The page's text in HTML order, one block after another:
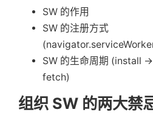
SW 的作用
SW 的注册方式
SW 的生命周期 (install
fetch)
组织 SW 的两大禁